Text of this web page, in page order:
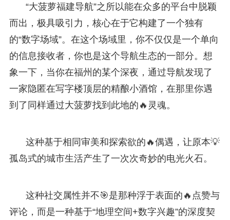
“大菠萝福建导航”之所以能在众多的平台中脱颖
而出，极具吸引力，核心在于它构建了一个独有
的“数字场域”。在这个场域里，你不仅仅是一个单向
的信息接收者，你也是这个导航生态的一部分。想
象一下，当你在福州的某个深夜，通过导航发现了
一家隐匿在写字楼顶层的精酿小酒馆，在那里你遇
到了同样通过大菠萝找到此地的🔥灵魂。
这种基于相同审美和探索欲的🔥偶遇，让原本💡
孤岛式的城市生活产生了一次次奇妙的电光火石。
这种社交属性并不🎯是那种浮于表面的🔥点赞与
评论，而是一种基于“地理空间+数字兴趣”的深度契